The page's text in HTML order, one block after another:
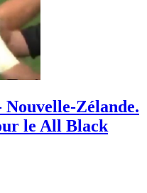
Zélande.
le All Black